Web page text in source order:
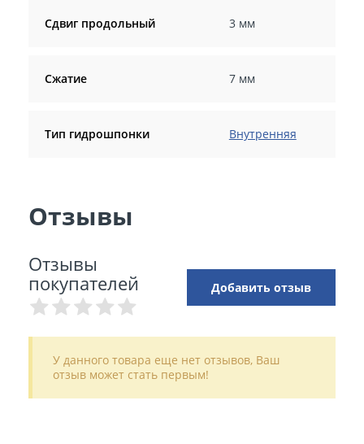
Сдвиг продольный 3 мм
Сжатие 7 мм
Тип гидрошпонки Внутренняя
Отзывы
Отзывы
покупателей
Добавить отзыв
У данного товара еще нет отзывов, Ваш
отзыв может стать первым!